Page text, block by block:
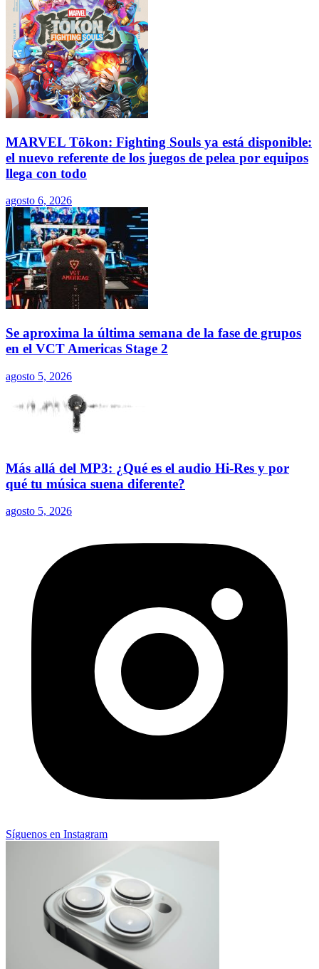
MARVEL Tōkon: Fighting Souls ya está disponible:
el nuevo referente de los juegos de pelea por equipos
llega con todo
agosto 6, 2026
Se aproxima la última semana de la fase de grupos
en el VCT Americas Stage 2
agosto 5, 2026
Más allá del MP3: ¿Qué es el audio Hi-Res y por
qué tu música suena diferente?
agosto 5, 2026
Síguenos en Instagram